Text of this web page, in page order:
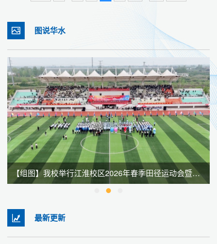
图说华水
【组图】我校举行江淮校区2026年春季田径运动会暨全民健身大会
最新更新